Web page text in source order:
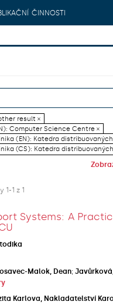
činnosti
result ×
Computer Science Centre ×
(EN): Katedra
(CS): Katedra
1 z 1
Systems: A
Malok, Dean;
Karlova, Nakladatelství